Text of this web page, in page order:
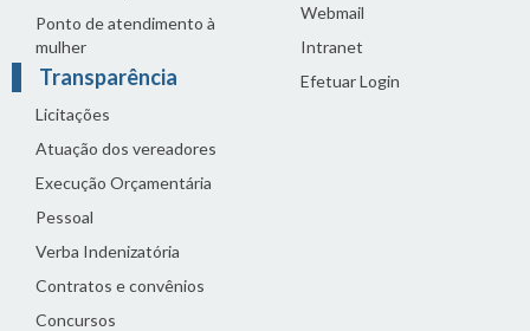
Ponto de atendimento à
mulher
Transparência
Licitações
Atuação dos vereadores
Execução Orçamentária
Pessoal
Verba Indenizatória
Contratos e convênios
Concursos
Webmail
Intranet
Efetuar Login